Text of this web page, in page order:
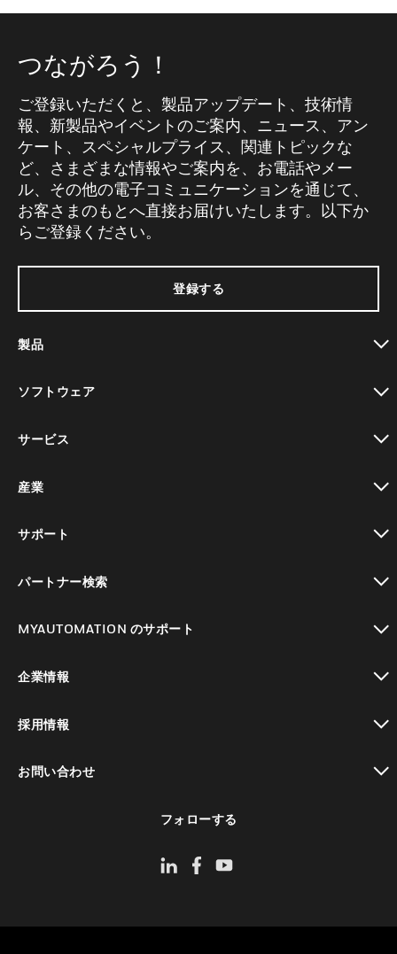
つながろう！
ご登録いただくと、製品アップデート、技術情
報、新製品やイベントのご案内、ニュース、アン
ケート、スペシャルプライス、関連トピックな
ど、さまざまな情報やご案内を、お電話やメー
ル、その他の電子コミュニケーションを通じて、
お客さまのもとへ直接お届けいたします。以下か
らご登録ください。
登録する
製品
ソフトウェア
サービス
産業
サポート
パートナー検索
MYAUTOMATION のサポート
企業情報
採用情報
お問い合わせ
フォローする